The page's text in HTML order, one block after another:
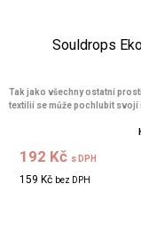
Souldrops
Tak jako všechny ostatní
textilií se může pochlubit svojí
192 Kč s DPH
159 Kč bez DPH